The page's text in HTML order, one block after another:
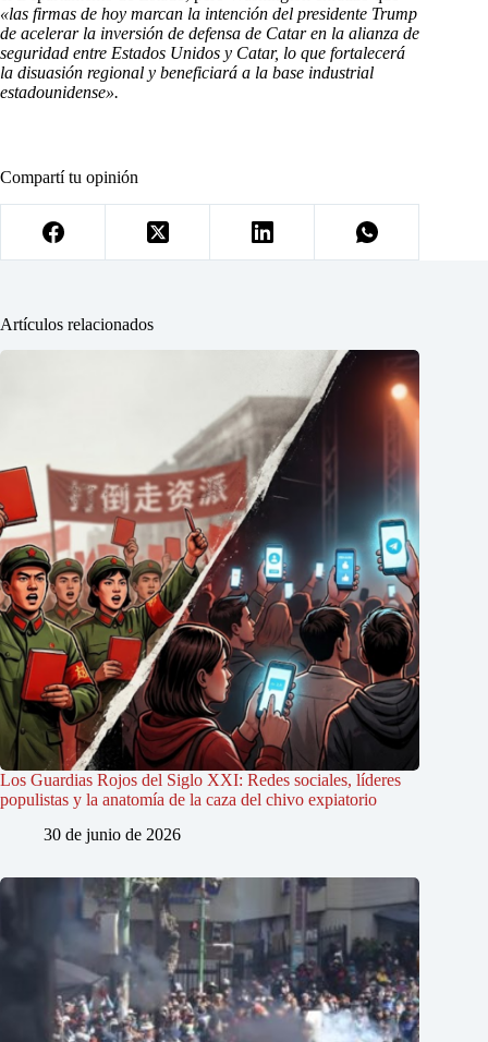
«las firmas de hoy marcan la intención del presidente Trump
de acelerar la inversión de defensa de Catar en la alianza de
seguridad entre Estados Unidos y Catar, lo que fortalecerá
la disuasión regional y beneficiará a la base industrial
estadounidense».
Compartí tu opinión
Artículos relacionados
Los Guardias Rojos del Siglo XXI: Redes sociales, líderes
populistas y la anatomía de la caza del chivo expiatorio
30 de junio de 2026